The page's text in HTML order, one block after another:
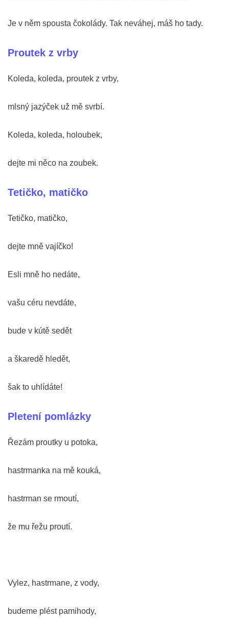
Je v něm spousta čokolády. Tak neváhej, máš ho tady.
Proutek z vrby
Koleda, koleda, proutek z vrby,
mlsný jazýček už mě svrbí.
Koleda, koleda, holoubek,
dejte mi něco na zoubek.
Tetičko, matičko
Tetičko, matičko,
dejte mně vajíčko!
Esli mně ho nedáte,
vašu céru nevdáte,
bude v kútě sedět
a škaredě hledět,
šak to uhlídáte!
Pletení pomlázky
Řezám proutky u potoka,
hastrmanka na mě kouká,
hastrman se rmoutí,
že mu řežu proutí.
Vylez, hastrmane, z vody,
budeme plést pamihody,